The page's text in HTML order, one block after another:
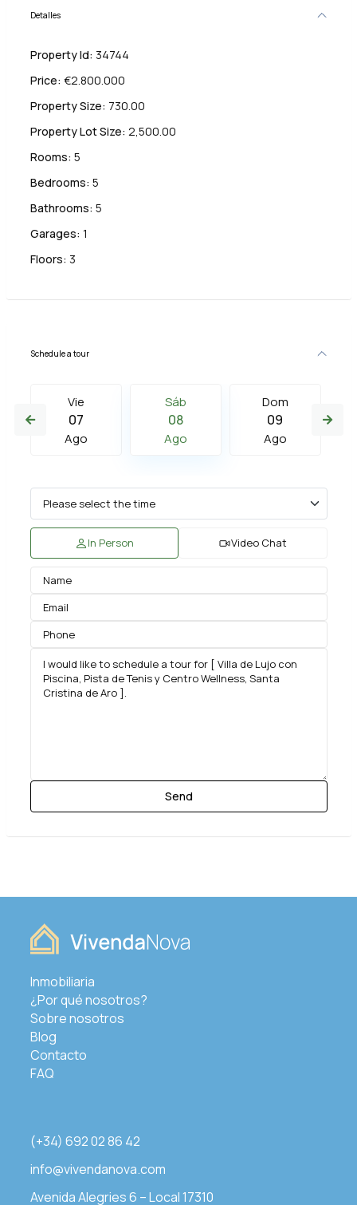
Detalles
Property Id: 34744
Price: €2.800.000
Property Size: 730.00
Property Lot Size: 2,500.00
Rooms: 5
Bedrooms: 5
Bathrooms: 5
Garages: 1
Floors: 3
Schedule a tour
Vie
07
Ago
Sáb
08
Ago
Dom
09
Ago
In Person Video Chat
Inmobiliaria
¿Por qué nosotros?
Sobre nosotros
Blog
Contacto
FAQ
(+34) 692 02 86 42
info@vivendanova.com
Avenida Alegries 6 – Local 17310